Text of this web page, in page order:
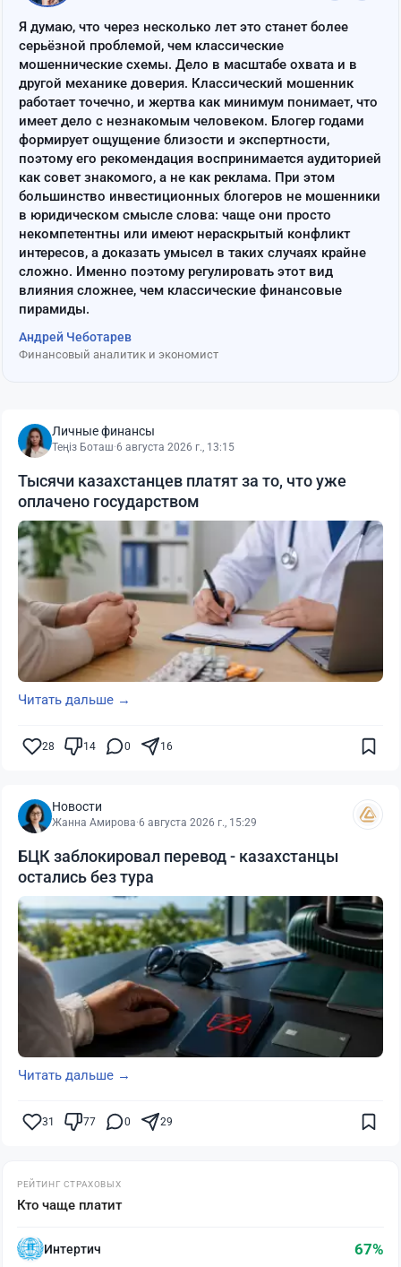
Я думаю, что через несколько лет это станет более
серьёзной проблемой, чем классические
мошеннические схемы. Дело в масштабе охвата и в
другой механике доверия. Классический мошенник
работает точечно, и жертва как минимум понимает, что
имеет дело с незнакомым человеком. Блогер годами
формирует ощущение близости и экспертности,
поэтому его рекомендация воспринимается аудиторией
как совет знакомого, а не как реклама. При этом
большинство инвестиционных блогеров не мошенники
в юридическом смысле слова: чаще они просто
некомпетентны или имеют нераскрытый конфликт
интересов, а доказать умысел в таких случаях крайне
сложно. Именно поэтому регулировать этот вид
влияния сложнее, чем классические финансовые
пирамиды.
Андрей Чеботарев
Финансовый аналитик и экономист
Личные финансы
Теңіз Боташ·6 августа 2026 г., 13:15
Тысячи казахстанцев платят за то, что уже
оплачено государством
Читать дальше →
28 14 0 16
Новости
Жанна Амирова·6 августа 2026 г., 15:29
БЦК заблокировал перевод - казахстанцы
остались без тура
Читать дальше →
31 77 0 29
РЕЙТИНГ СТРАХОВЫХ
Кто чаще платит
Интертич 67%